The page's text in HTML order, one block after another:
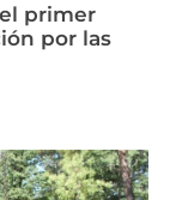
primer
por las